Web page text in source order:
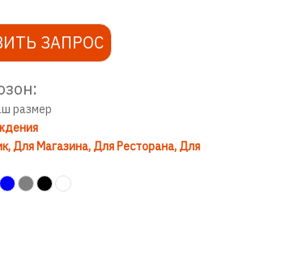
ЗАПРОС
размер
Для Магазина Для Ресторана Для